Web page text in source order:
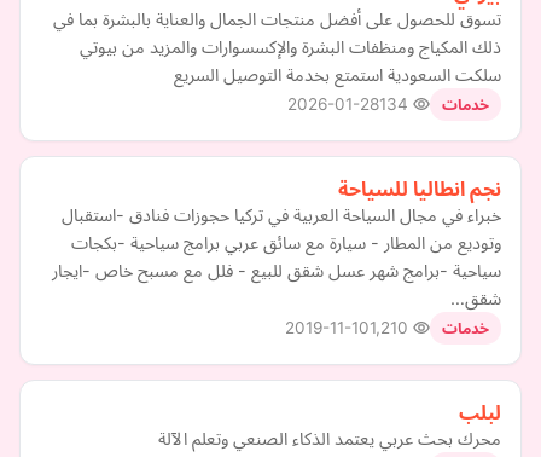
تسوق للحصول على أفضل منتجات الجمال والعناية بالبشرة بما في
ذلك المكياج ومنظفات البشرة والإكسسوارات والمزيد من بيوتي
سلكت السعودية استمتع بخدمة التوصيل السريع
خدمات 2026-01-28
نجم انطاليا للسياحة
خبراء في مجال السياحة العربية في تركيا حجوزات فنادق -استقبال
وتوديع من المطار - سيارة مع سائق عربي برامج سياحية -بكجات
سياحية -برامج شهر عسل شقق للبيع - فلل مع مسبح خاص -ايجار
شقق…
خدمات 2019-11-10
لبلب
محرك بحث عربي يعتمد الذكاء الصنعي وتعلم الآلة